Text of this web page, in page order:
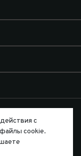
с
cookie.